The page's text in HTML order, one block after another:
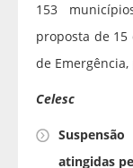
153
proposta de
de
Celesc
atingidas